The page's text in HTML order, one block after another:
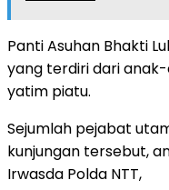
Panti Asuhan Bhakti
yang terdiri dari
yatim piatu.
Sejumlah pejabat
kunjungan tersebut,
Irwasda Polda NTT,